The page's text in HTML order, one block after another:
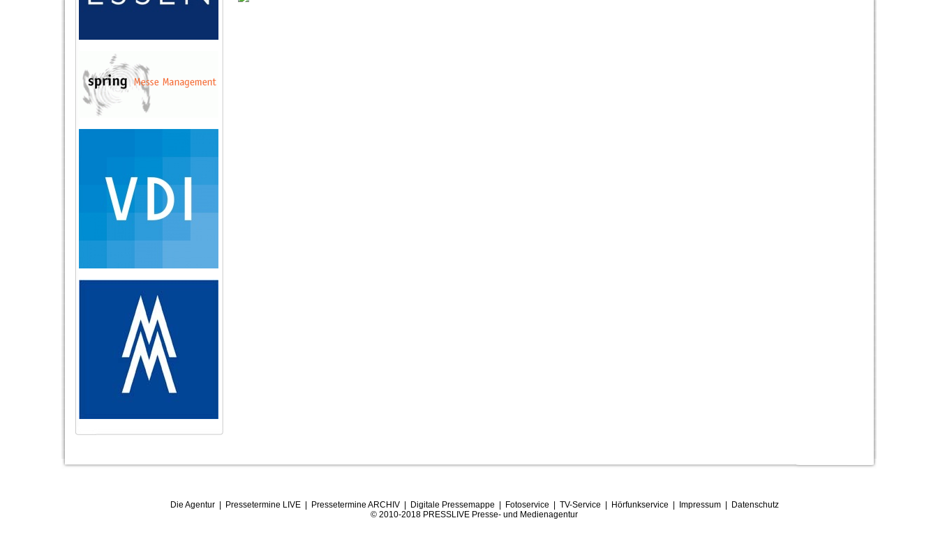
Die Agentur| Pressetermine LIVE| Pressetermine ARCHIV| Digitale Pressemappe Fotoservice TV-Service Hörfunkservice Impressum| Datenschutz
© 2010-2018 PRESSLIVE Presse- und Medienagentur